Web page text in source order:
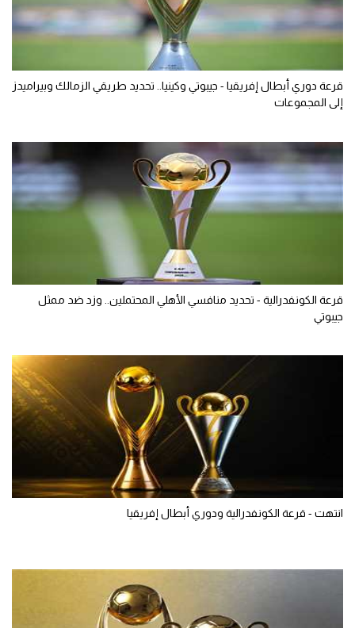
قرعة دوري أبطال إفريقيا - جيبوتي وكينيا.. تحديد طريقي الزمالك وبيراميدز
إلى المجموعات
قرعة الكونفدرالية - تحديد منافسي الأهلي المحتملين.. وزد ضد ممثل
جيبوتي
انتهت - قرعة الكونفدرالية ودوري أبطال إفريقيا